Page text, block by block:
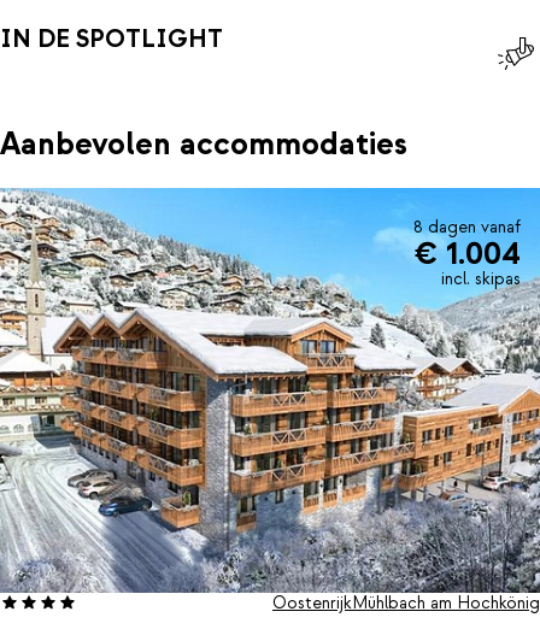
IN DE SPOTLIGHT
Aanbevolen accommodaties
8 dagen vanaf
€ 1.004
incl. skipas
OostenrijkMühlbach am Hochkönig